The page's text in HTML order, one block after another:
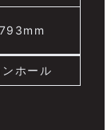
ホール